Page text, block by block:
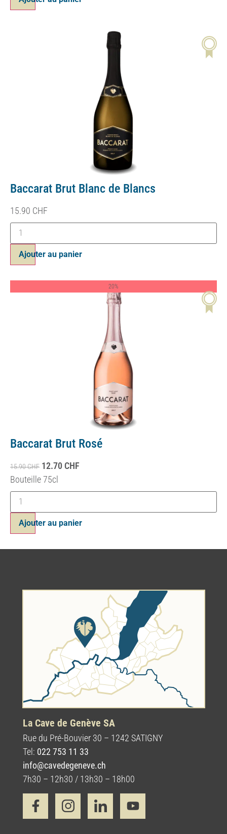
Baccarat Brut Blanc de Blancs
15.90 CHF
Ajouter au panier
20%
Baccarat Brut Rosé
15.90CHF 12.70 CHF
Bouteille 75cl
Ajouter au panier
La Cave de Genève SA
Rue du Pré-Bouvier 30 – 1242 SATIGNY
Tel: 022 753 11 33
info@cavedegeneve.ch
7h30 – 12h30 / 13h30 – 18h00